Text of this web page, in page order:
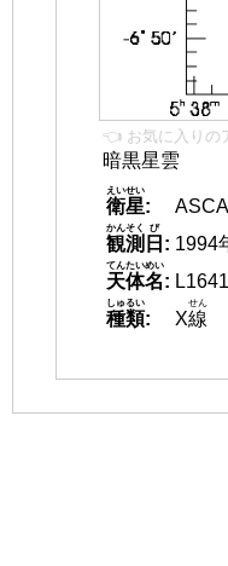
👈 お気に入りの
暗黒星雲
衛星
えいせい
:
ASCA
観測
かんそく
日
び
: 1994
天体名
てんたいめい
:
種類
しゅるい
: X線
せん